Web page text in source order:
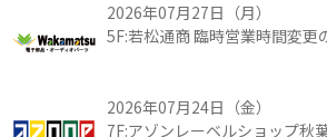
2026年07月27日（月）
5F:若松通商 臨時営業時間変更
2026年07月24日（金）
7F:アゾンレーベルショップ秋